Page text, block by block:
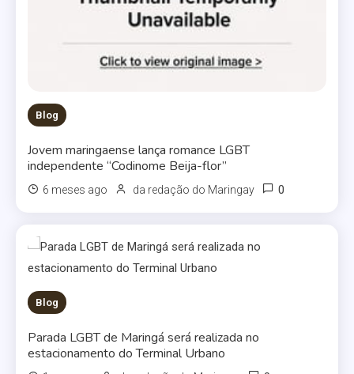
Blog
Jovem maringaense lança romance LGBT
independente “Codinome Beija-flor”
6 meses ago da redação do Maringay 0
Blog
Parada LGBT de Maringá será realizada no
estacionamento do Terminal Urbano